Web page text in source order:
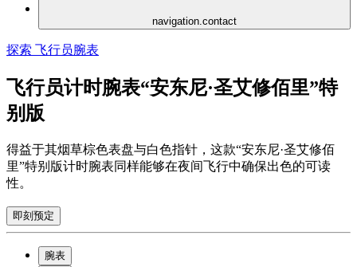
navigation.contact
探索 飞行员腕表
飞行员计时腕表“安东尼·圣艾修佰里”特
别版
得益于其烟草棕色表盘与白色指针，这款“安东尼·圣艾修佰
里”特别版计时腕表同样能够在夜间飞行中确保出色的可读
性。
即刻预定
腕表